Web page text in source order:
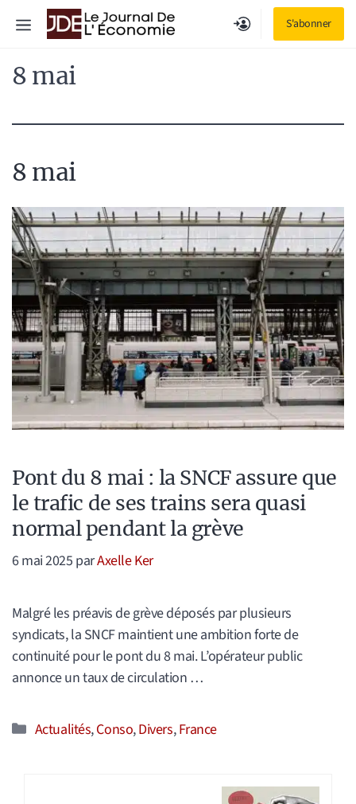
S'abonner
Menu
8 mai
8 mai
Pont du 8 mai : la SNCF assure que
le trafic de ses trains sera quasi
normal pendant la grève
6 mai 2025 parAxelle Ker
Malgré les préavis de grève déposés par plusieurs
syndicats, la SNCF maintient une ambition forte de
continuité pour le pont du 8 mai. L’opérateur public
annonce un taux de circulation …
Catégories
Actualités,Conso,Divers,France